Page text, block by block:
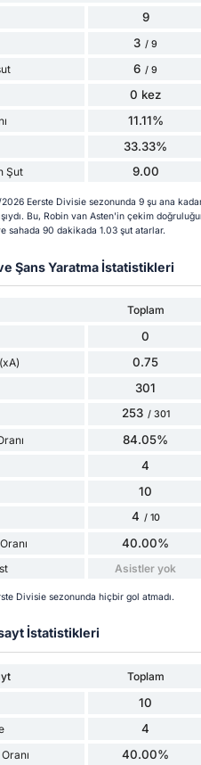
9
3 / 9
6 / 9
0 kez
11.11%
33.33%
Şut 9.00
Eerste Divisie sezonunda 9 şu ana
Bu, Robin van Asten'in çekim
sahada 90 dakikada 1.03 şut atarlar.
Şans Yaratma İstatistikleri
Toplam
0
0.75
301
253 / 301
84.05%
4
10
4 / 10
40.00%
Asistler yok
Divisie sezonunda hiçbir gol atmadı.
İstatistikleri
Toplam
10
4
40.00%